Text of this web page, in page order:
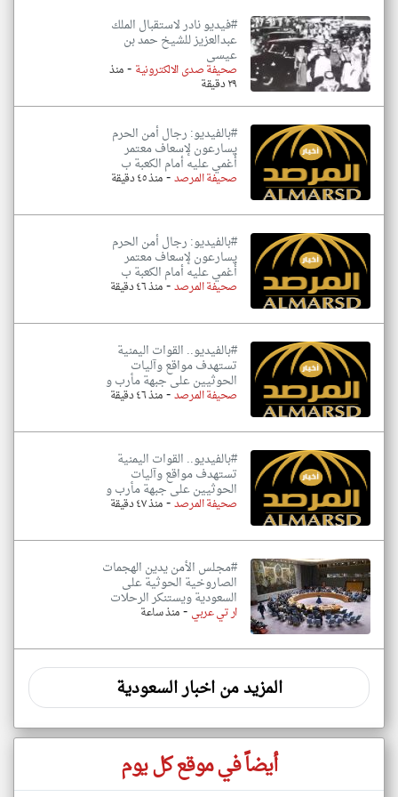
#فيديو نادر لاستقبال الملك
عبدالعزيز للشيخ حمد بن
عيسى
صحيفة صدى الالكترونية -منذ
٢٩ دقيقة
#بالفيديو: رجال أمن الحرم
يسارعون لإسعاف معتمر
أُغمي عليه أمام الكعبة ب
صحيفة المرصد-منذ ٤٥ دقيقة
#بالفيديو: رجال أمن الحرم
يسارعون لإسعاف معتمر
أُغمي عليه أمام الكعبة ب
صحيفة المرصد-منذ ٤٦ دقيقة
#بالفيديو.. القوات اليمنية
تستهدف مواقع وآليات
الحوثيين على جبهة مأرب و
صحيفة المرصد-منذ ٤٦ دقيقة
#بالفيديو.. القوات اليمنية
تستهدف مواقع وآليات
الحوثيين على جبهة مأرب و
صحيفة المرصد-منذ ٤٧ دقيقة
#مجلس الأمن يدين الهجمات
الصاروخية الحوثية على
السعودية ويستنكر الرحلات
ار تي عربي-منذ ساعة
المزيد من اخبار السعودية
أيضاً في موقع كل يوم